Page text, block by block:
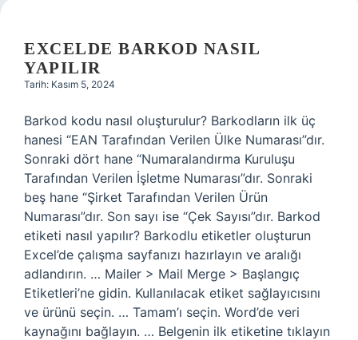
EXCELDE BARKOD NASIL
YAPILIR
Tarih: Kasım 5, 2024
Barkod kodu nasıl oluşturulur? Barkodların ilk üç
hanesi “EAN Tarafından Verilen Ülke Numarası”dır.
Sonraki dört hane “Numaralandırma Kuruluşu
Tarafından Verilen İşletme Numarası”dır. Sonraki
beş hane “Şirket Tarafından Verilen Ürün
Numarası”dır. Son sayı ise “Çek Sayısı”dır. Barkod
etiketi nasıl yapılır? Barkodlu etiketler oluşturun
Excel’de çalışma sayfanızı hazırlayın ve aralığı
adlandırın. … Mailer > Mail Merge > Başlangıç ​​
Etiketleri’ne gidin. Kullanılacak etiket sağlayıcısını
ve ürünü seçin. … Tamam’ı seçin. Word’de veri
kaynağını bağlayın. … Belgenin ilk etiketine tıklayın